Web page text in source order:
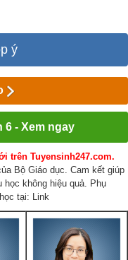
ý
6 - Xem ngay
trên Tuyensinh247.com.
Bộ Giáo dục. Cam kết giúp
không hiệu quả. Phụ
tại: Link